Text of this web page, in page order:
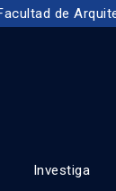
de
Investiga